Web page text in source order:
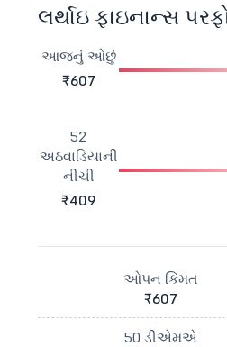
લર્થાઇ ફાઇનાન્સ
આજનું ઓછું
₹607
52
અઠવાડિયાની
નીચી
₹409
ઓપન કિંમત
₹607
50 ડીએમએ